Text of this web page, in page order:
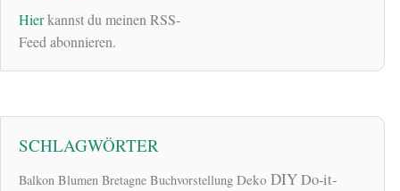
Hierkannst du meinen RSS-
Feed abonnieren.
SCHLAGWÖRTER
Balkon Blumen Bretagne Buchvorstellung Deko DIYDo-it-